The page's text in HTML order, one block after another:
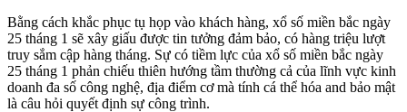
Bằng cách khắc phục tụ họp vào khách hàng, xổ số miền bắc ngày
25 tháng 1 sẽ xây giấu được tin tưởng đảm bảo, có hàng triệu lượt
truy sắm cập hàng tháng. Sự có tiềm lực của xổ số miền bắc ngày
25 tháng 1 phản chiếu thiên hướng tầm thường cả của lĩnh vực kinh
doanh đa số công nghệ, địa điểm cơ mà tính cá thể hóa and bảo mật
là câu hỏi quyết định sự công trình.